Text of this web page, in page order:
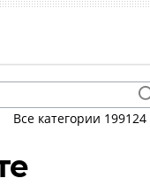
Все категории 199124